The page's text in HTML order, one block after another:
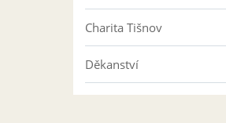
Charita Tišnov
Děkanství